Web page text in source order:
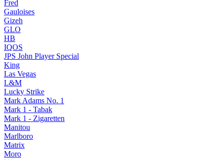
Fred
Gauloises
Gizeh
GLO
HB
IQOS
JPS John Player Special
King
Las Vegas
L&M
Lucky Strike
Mark Adams No. 1
Mark 1 - Tabak
Mark 1 - Zigaretten
Manitou
Marlboro
Matrix
Moro